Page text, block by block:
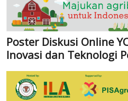
Poster Diskusi Online
Inovasi dan Teknologi